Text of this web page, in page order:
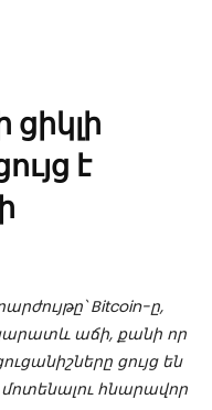
ցիկլի
է
Bitcoin-ը,
աճի, քանի որ
ցույց են
մոտենալու հնարավոր